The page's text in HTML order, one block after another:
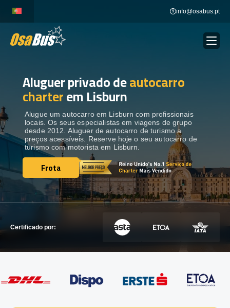
content
info@osabus.pt
ALUGUER DE AUTOCARROS
DESTINOS
FROTA
ENTRE EM CONTACTO
ENTRE EM CONTACTO
Aluguer privado deautocarro
charterem Lisburn
Alugue um autocarro em Lisburn com profissionais
locais. Os seus especialistas em viagens de grupo
desde 2012. Aluguer de autocarro de turismo a
preços acessíveis. Reserve hoje o seu autocarro de
turismo com motorista em Lisburn.
Frota
Frota
Certificado por: